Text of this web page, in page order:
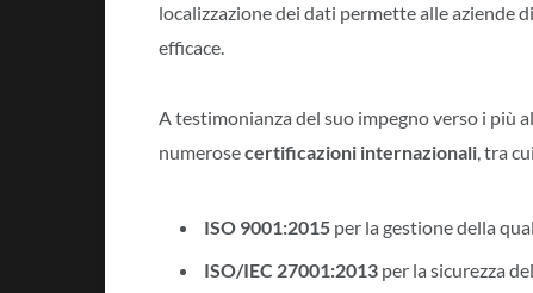
localizzazione dei dati permette alle aziende
efficace.
A testimonianza del suo impegno verso i più
numerosecertificazioni internazionali, tra
ISO 9001:2015 per la gestione della
ISO/IEC 27001:2013 per la sicurezza